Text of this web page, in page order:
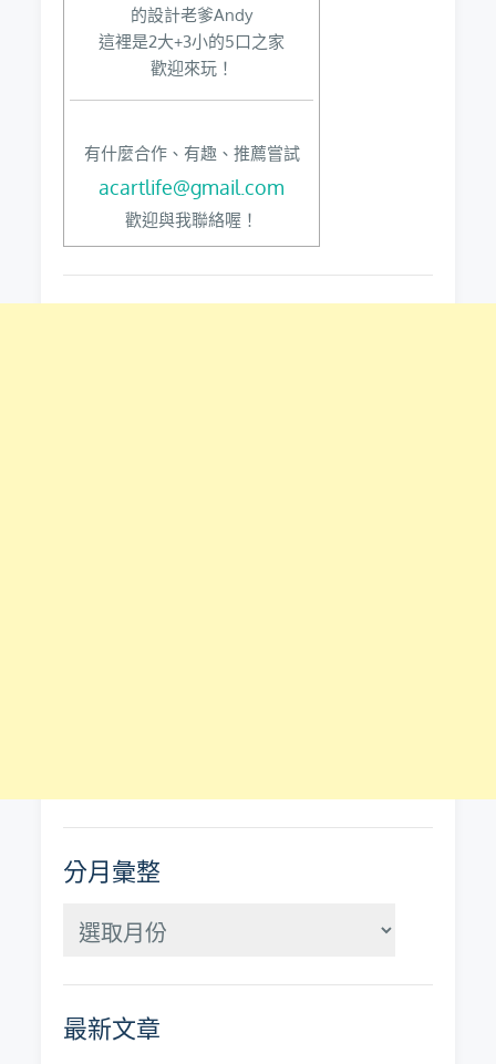
的設計老爹Andy
這裡是2大+3小的5口之家
歡迎來玩！
有什麼合作、有趣、推薦嘗試
acartlife@gmail.com
歡迎與我聯絡喔！
分月彙整
分
整
最新文章